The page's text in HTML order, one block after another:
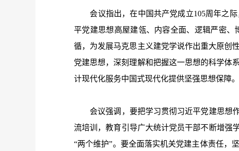
会议指出，在中国共产党成立105周年之
平党建思想高屋建瓴、内容全面、逻辑严密
循，为发展马克思主义建党学说作出重大原创
党建思想，深刻理解和把握这一思想的科学体
计现代化服务中国式现代化提供坚强思想保障。
会议强调，要把学习贯彻习近平党建思想作
流培训，教育引导广大统计党员干部不断增强
“两个维护”。要全面落实机关党建主体责任，